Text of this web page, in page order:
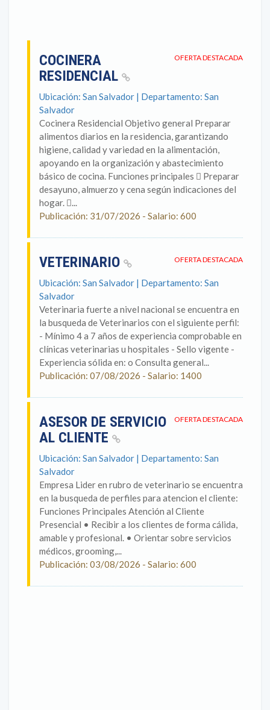
OFERTA DESTACADA
COCINERA
RESIDENCIAL
Ubicación: San Salvador | Departamento: San
Salvador
Cocinera Residencial Objetivo general Preparar
alimentos diarios en la residencia, garantizando
higiene, calidad y variedad en la alimentación,
apoyando en la organización y abastecimiento
básico de cocina. Funciones principales  Preparar
desayuno, almuerzo y cena según indicaciones del
hogar. ...
Publicación: 31/07/2026 - Salario: 600
OFERTA DESTACADA
VETERINARIO
Ubicación: San Salvador | Departamento: San
Salvador
Veterinaria fuerte a nivel nacional se encuentra en
la busqueda de Veterinarios con el siguiente perfil:
- Mínimo 4 a 7 años de experiencia comprobable en
clínicas veterinarias u hospitales - Sello vigente -
Experiencia sólida en: o Consulta general...
Publicación: 07/08/2026 - Salario: 1400
OFERTA DESTACADA
ASESOR DE SERVICIO
AL CLIENTE
Ubicación: San Salvador | Departamento: San
Salvador
Empresa Lider en rubro de veterinario se encuentra
en la busqueda de perfiles para atencion el cliente:
Funciones Principales Atención al Cliente
Presencial • Recibir a los clientes de forma cálida,
amable y profesional. • Orientar sobre servicios
médicos, grooming,...
Publicación: 03/08/2026 - Salario: 600